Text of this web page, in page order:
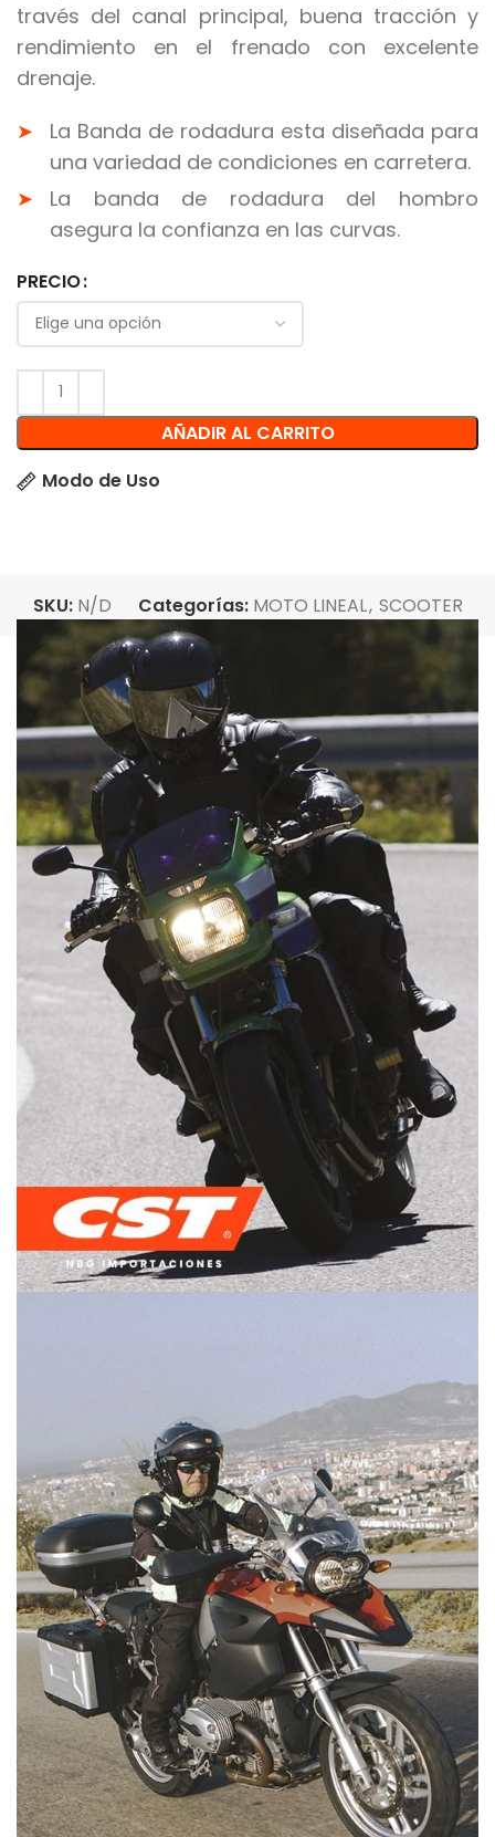
través del canal principal, buena tracción y
rendimiento en el frenado con excelente
drenaje.
La Banda de rodadura esta diseñada para
una variedad de condiciones en carretera.
La banda de rodadura del hombro
asegura la confianza en las curvas.
PRECIO
AÑADIR AL CARRITO
Modo de Uso
SKU: N/D Categorías: MOTO LINEAL, SCOOTER